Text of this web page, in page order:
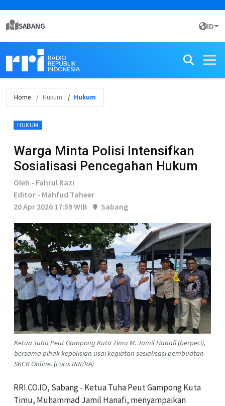
SABANG ID
Home Hukum Hukum
HUKUM
Warga Minta Polisi Intensifkan
Sosialisasi Pencegahan Hukum
Oleh - Fahrul Razi
Editor - Mahfud Taheer
20 Apr 2026 17:59 WIB
Sabang
Ketua Tuha Peut Gampong Kuta Timu M. Jamil Hanafi (berpeci),
bersama pihak kepolisian usai kegiatan sosialisasi pembuatan
SKCK Online. (Foto: RRI/RA)
RRI.CO.ID, Sabang - Ketua Tuha Peut Gampong Kuta
Timu, Muhammad Jamil Hanafi, menyampaikan